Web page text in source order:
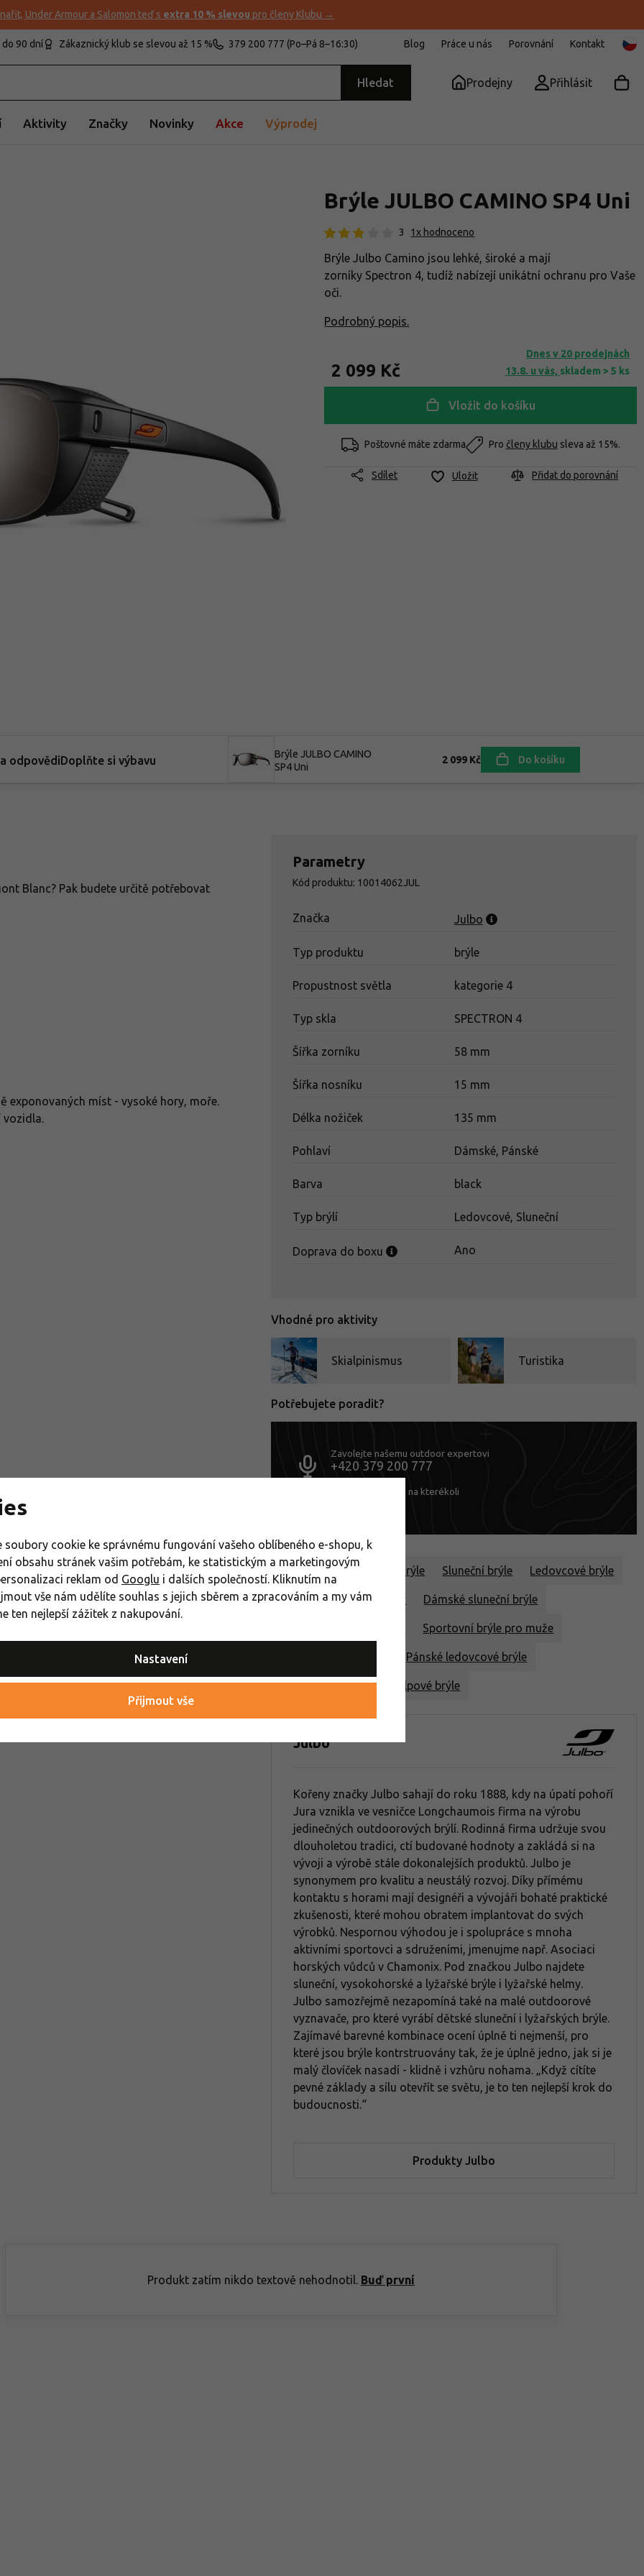
Under Armour a Salomon teď s extra 10 % slevou pro členy Klubu →
90 dní Zákaznický klub se slevou až 15 % 379 200 777 (Po–Pá 8–16:30) Blog Práce u nás Porovnání Kontakt
Hledat Prodejny Přihlásit
Aktivity Značky Novinky Akce Výprodej
Brýle JULBO CAMINO SP4 Uni
3 1x hodnoceno
Brýle Julbo Camino jsou lehké, široké a mají
zorníky Spectron 4, tudíž nabízejí unikátní ochranu pro Vaše
oči.
Podrobný popis.
2 099 Kč
Dnes v 20 prodejnách
13.8. u vás, skladem > 5 ks
Vložit do košíku
Poštovné máte zdarma Pro členy klubu sleva až 15%.
Sdílet Uložit Přidat do porovnání
odpovědiDoplňte si výbavu
Brýle JULBO CAMINO
SP4 Uni
2 099 Kč Do košíku
Blanc? Pak budete určitě potřebovat
exponovaných míst - vysoké hory, moře.
Parametry
Kód produktu: 10014062JUL
Značka Julbo
Typ produktu brýle
Propustnost světla kategorie 4
Typ skla SPECTRON 4
Šířka zorníku 58 mm
Šířka nosníku 15 mm
Délka nožiček 135 mm
Pohlaví Dámské, Pánské
Barva black
Typ brýlí Ledovcové, Sluneční
Doprava do boxu Ano
Vhodné pro aktivity
Skialpinismus Turistika
Potřebujete poradit?
Zavolejte našemu outdoor expertovi
+420 379 200 777
nebo se zastavte na kterékoli
Vybavení na skialpy Brýle Sluneční brýle Ledovcové brýle
Sportovní brýle pro ženy Dámské sluneční brýle
Sportovní brýle pro muže
Pánské ledovcové brýle
Brýle dle aktivity Skialpové brýle
Julbo
Kořeny značky Julbo sahají do roku 1888, kdy na úpatí pohoří
Jura vznikla ve vesničce Longchaumois firma na výrobu
jedinečných outdoorových brýlí. Rodinná firma udržuje svou
dlouholetou tradici, ctí budované hodnoty a zakládá si na
vývoji a výrobě stále dokonalejších produktů. Julbo je
synonymem pro kvalitu a neustálý rozvoj. Díky přímému
kontaktu s horami mají designéři a vývojáři bohaté praktické
zkušenosti, které mohou obratem implantovat do svých
výrobků. Nespornou výhodou je i spolupráce s mnoha
aktivními sportovci a sdruženími, jmenujme např. Asociaci
horských vůdců v Chamonix. Pod značkou Julbo najdete
sluneční, vysokohorské a lyžařské brýle i lyžařské helmy.
Julbo samozřejmě nezapomíná také na malé outdoorové
vyznavače, pro které vyrábí dětské sluneční i lyžařských brýle.
Zajímavé barevné kombinace ocení úplně ti nejmenší, pro
které jsou brýle kontrstruovány tak, že je úplně jedno, jak si je
malý človíček nasadí - klidně i vzhůru nohama. „Když cítíte
pevné základy a sílu otevřít se světu, je to ten nejlepší krok do
budoucnosti.“
Produkty Julbo
Produkt zatím nikdo textově nehodnotil. Buď první
soubory cookie ke správnému fungování vašeho oblíbeného e-shopu, k
obsahu stránek vašim potřebám, ke statistickým a marketingovým
reklam od Googlu i dalších společností. Kliknutím na
vše nám udělíte souhlas s jejich sběrem a zpracováním a my vám
ten nejlepší zážitek z nakupování.
Nastavení
Přijmout vše